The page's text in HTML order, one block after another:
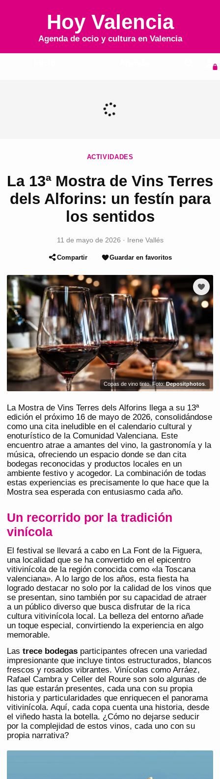
Hoy Valencia
Agenda de ocio y cultura en Valencia
ACTIVIDADES
La 13ª Mostra de Vins Terres
dels Alforins: un festín para
los sentidos
11 de mayo de 2026 · Irene Vallés
Compartir Guardar en favoritos
Copas de vino tinto. Foto:Depositphotos
La Mostra de Vins Terres dels Alforins llega a su 13ª
edición el próximo 16 de mayo de 2026, consolidándose
como una cita ineludible en el calendario cultural y
enoturístico de la Comunidad Valenciana. Este
encuentro atrae a amantes del vino, la gastronomía y la
música, ofreciendo un espacio donde se dan cita
bodegas reconocidas y productos locales en un
ambiente festivo y acogedor. La combinación de todas
estas experiencias es precisamente lo que hace que la
Mostra sea esperada con entusiasmo cada año.
Un recorrido por la tradición
vinícola
El festival se llevará a cabo en La Font de la Figuera,
una localidad que se ha convertido en el epicentro
vitivinícola de la región conocida como «la Toscana
valenciana». A lo largo de los años, esta fiesta ha
logrado destacar no solo por la calidad de los vinos que
se presentan, sino también por su capacidad de atraer
a un público diverso que busca disfrutar de la rica
cultura vitivinícola local. La belleza del entorno añade
un toque especial, convirtiendo la experiencia en algo
memorable.
Las trece bodegas participantes ofrecen una variedad
impresionante que incluye tintos estructurados, blancos
frescos y rosados vibrantes. Vinícolas como Arráez,
Rafael Cambra y Celler del Roure son solo algunas de
las que estarán presentes, cada una con su propia
historia y particularidades que enriquecen el panorama
vitivinícola. Aquí, cada copa cuenta una historia, desde
el viñedo hasta la botella. ¿Cómo no dejarse seducir
por la complejidad de estos vinos, cada uno con su
propia narrativa?